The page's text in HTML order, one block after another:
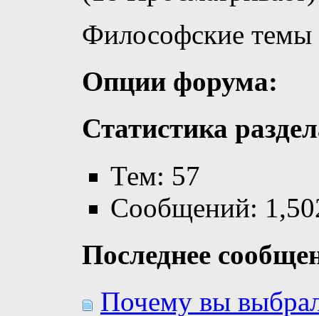
Философские темы
Опции форума:
Статистика
Тем: 57
Сообщений:
Последнее
Почему вы